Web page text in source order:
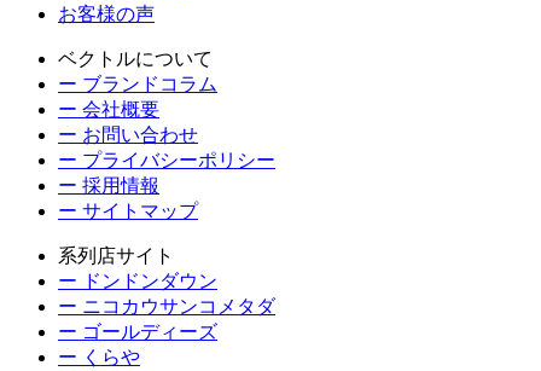
お客様の声
ベクトルについて
ー ブランドコラム
ー 会社概要
ー お問い合わせ
ー プライバシーポリシー
ー 採用情報
ー サイトマップ
系列店サイト
ー ドンドンダウン
ー ニコカウサンコメタダ
ー ゴールディーズ
ー くらや